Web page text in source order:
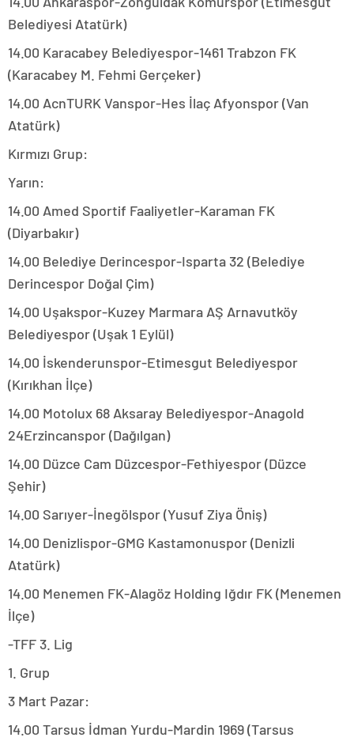
Belediyesi Atatürk)
14.00 Karacabey Belediyespor-1461 Trabzon FK
(Karacabey M. Fehmi Gerçeker)
14.00 AcnTURK Vanspor-Hes İlaç Afyonspor (Van
Atatürk)
Kırmızı Grup:
Yarın:
14.00 Amed Sportif Faaliyetler-Karaman FK
(Diyarbakır)
14.00 Belediye Derincespor-Isparta 32 (Belediye
Derincespor Doğal Çim)
14.00 Uşakspor-Kuzey Marmara AŞ Arnavutköy
Belediyespor (Uşak 1 Eylül)
14.00 İskenderunspor-Etimesgut Belediyespor
(Kırıkhan İlçe)
14.00 Motolux 68 Aksaray Belediyespor-Anagold
24Erzincanspor (Dağılgan)
14.00 Düzce Cam Düzcespor-Fethiyespor (Düzce
Şehir)
14.00 Sarıyer-İnegölspor (Yusuf Ziya Öniş)
14.00 Denizlispor-GMG Kastamonuspor (Denizli
Atatürk)
14.00 Menemen FK-Alagöz Holding Iğdır FK (Menemen
İlçe)
-TFF 3. Lig
1. Grup
3 Mart Pazar:
14.00 Tarsus İdman Yurdu-Mardin 1969 (Tarsus